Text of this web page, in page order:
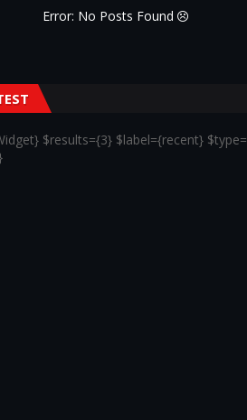
Error: No Posts Found
$results={3} $label={recent} $type=